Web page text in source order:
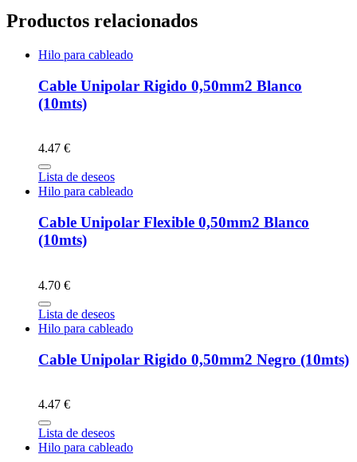
Productos relacionados
Hilo para cableado
Cable Unipolar Rigido 0,50mm2 Blanco
(10mts)
4.47 €
Lista de deseos
Hilo para cableado
Cable Unipolar Flexible 0,50mm2 Blanco
(10mts)
4.70 €
Lista de deseos
Hilo para cableado
Cable Unipolar Rigido 0,50mm2 Negro (10mts)
4.47 €
Lista de deseos
Hilo para cableado